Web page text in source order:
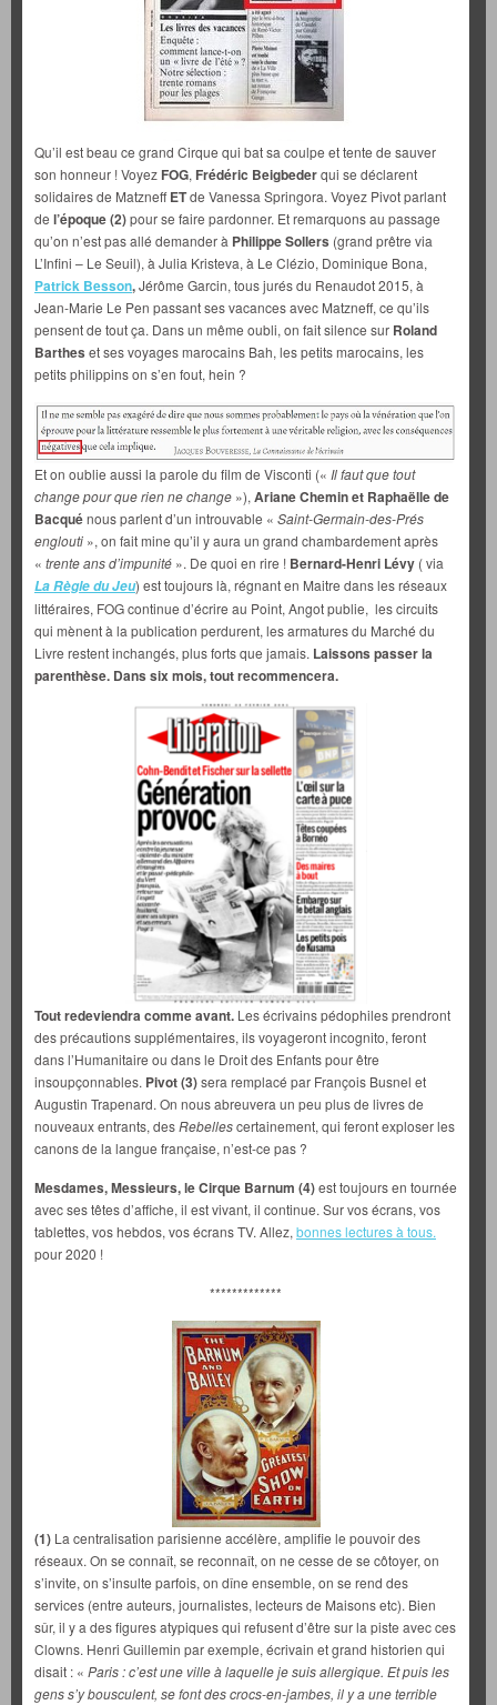
Qu’il est beau ce grand Cirque qui bat sa coulpe et tente de sauver
son honneur ! Voyez FOG, Frédéric Beigbederqui se déclarent
solidaires de MatzneffETde Vanessa Springora. Voyez Pivot parlant
de l’époque(2)pour se faire pardonner. Et remarquons au passage
qu’on n’est pas allé demander à Philippe Sollers (grand prêtre via
L’Infini – Le Seuil), à Julia Kristeva, à Le Clézio, Dominique Bona,
Patrick Besson,Jérôme Garcin, tous jurés du Renaudot 2015, à
Jean-Marie Le Pen passant ses vacances avec Matzneff, ce qu’ils
pensent de tout ça. Dans un même oubli, on fait silence sur Roland
Barthes et ses voyages marocains Bah, les petits marocains, les
petits philippins on s’en fout, hein ?
Et on oublie aussi la parole du film de Visconti (« Il faut que tout
change pour que rien ne change »), Ariane Chemin et Raphaëlle de
Bacquénous parlent d’un introuvable « Saint-Germain-des-Prés
englouti », on fait mine qu’il y aura un grand chambardement après
« trente ans d’impunité ». De quoi en rire ! Bernard-Henri Lévy ( via
La Règle du Jeu) est toujours là, régnant en Maitre dans les réseaux
littéraires, FOG continue d’écrire au Point, Angot publie, les circuits
qui mènent à la publication perdurent, les armatures du Marché du
Livre restent inchangés, plus forts que jamais. Laissons passer la
parenthèse. Dans six mois, tout recommencera.
Tout redeviendra comme avant. Les écrivains pédophiles prendront
des précautions supplémentaires, ils voyageront incognito, feront
dans l’Humanitaire ou dans le Droit des Enfants pour être
insoupçonnables. Pivot (3)sera remplacé par François Busnel et
Augustin Trapenard. On nous abreuvera un peu plus de livres de
nouveaux entrants, desRebellescertainement, qui feront exploser les
canons de la langue française, n’est-ce pas ?
Mesdames, Messieurs, le Cirque Barnum (4)est toujours en tournée
avec ses têtes d’affiche, il est vivant, il continue. Sur vos écrans, vos
tablettes, vos hebdos, vos écrans TV. Allez, bonnes lectures à tous.
pour 2020 !
*************
(1) La centralisation parisienne accélère, amplifie le pouvoir des
réseaux. On se connaît, se reconnaît, on ne cesse de se côtoyer, on
s’invite, on s’insulte parfois, on dîne ensemble, on se rend des
services (entre auteurs, journalistes, lecteurs de Maisons etc). Bien
sûr, il y a des figures atypiques qui refusent d’être sur la piste avec ces
Clowns. Henri Guillemin par exemple, écrivain et grand historien qui
disait : « Paris : c’est une ville à laquelle je suis allergique. Et puis les
gens s’y bousculent, se font des crocs-en-jambes, il y a une terrible